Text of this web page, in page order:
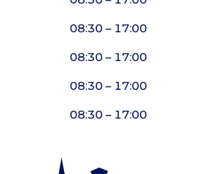
08:30 – 17:00
08:30 – 17:00
08:30 – 17:00
08:30 – 17:00